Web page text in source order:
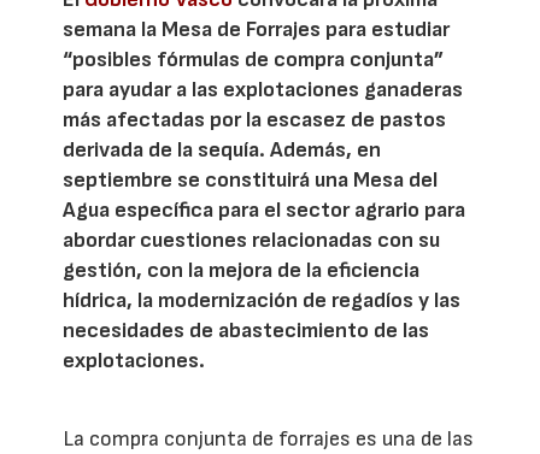
semana la Mesa de Forrajes para estudiar
“posibles fórmulas de compra conjunta”
para ayudar a las explotaciones ganaderas
más afectadas por la escasez de pastos
derivada de la sequía. Además, en
septiembre se constituirá una Mesa del
Agua específica para el sector agrario para
abordar cuestiones relacionadas con su
gestión, con la mejora de la eficiencia
hídrica, la modernización de regadíos y las
necesidades de abastecimiento de las
explotaciones.
La compra conjunta de forrajes es una de las